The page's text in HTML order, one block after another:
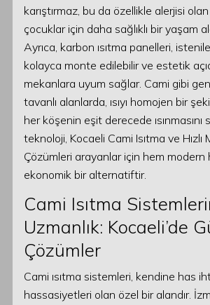
karıştırmaz, bu da özellikle alerjisi
çocuklar için daha sağlıklı bir yaşam
Ayrıca, karbon ısıtma panelleri,
kolayca monte edilebilir ve estetik
mekanlara uyum sağlar. Cami gibi
tavanlı alanlarda, ısıyı homojen bir
her köşenin eşit derecede ısınmasını
teknoloji, Kocaeli Cami Isıtma ve Hızlı
Çözümleri arayanlar için hem modern
ekonomik bir alternatiftir.
Cami Isıtma
Uzmanlık: Kocaeli’de
Çözümler
Cami ısıtma sistemleri, kendine has
hassasiyetleri olan özel bir alandır.